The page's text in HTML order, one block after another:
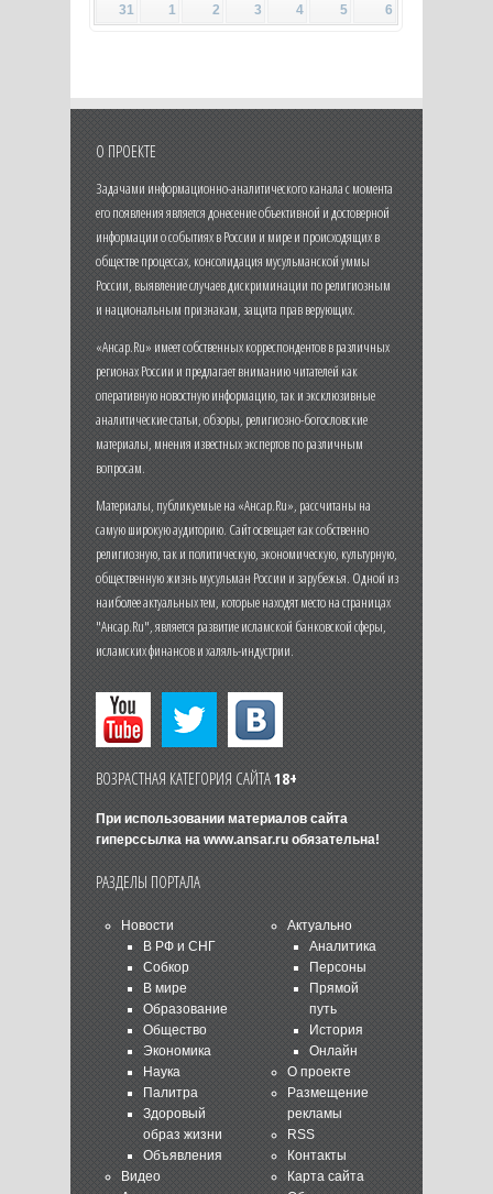
31
1 2 3 4 5 6
О ПРОЕКТЕ
Задачами информационно-аналитического канала с момента
его появления является донесение объективной и достоверной
информации о событиях в России и мире и происходящих в
обществе процессах, консолидация мусульманской уммы
России, выявление случаев дискриминации по религиозным
и национальным признакам, защита прав верующих.
«Ансар.Ru» имеет собственных корреспондентов в различных
регионах России и предлагает вниманию читателей как
оперативную новостную информацию, так и эксклюзивные
аналитические статьи, обзоры, религиозно-богословские
материалы, мнения известных экспертов по различным
вопросам.
Материалы, публикуемые на «Ансар.Ru», рассчитаны на
самую широкую аудиторию. Сайт освещает как собственно
религиозную, так и политическую, экономическую, культурную,
общественную жизнь мусульман России и зарубежья. Одной из
наиболее актуальных тем, которые находят место на страницах
"Ансар.Ru", является развитие исламской банковской сферы,
исламских финансов и халяль-индустрии.
ВОЗРАСТНАЯ КАТЕГОРИЯ САЙТА18+
При использовании материалов сайта
гиперссылка на www.ansar.ruобязательна!
РАЗДЕЛЫ ПОРТАЛА
Новости
В РФ и СНГ
Собкор
В мире
Образование
Общество
Экономика
Наука
Палитра
Здоровый
образ жизни
Объявления
Видео
Актуально
Аналитика
Персоны
Прямой
путь
История
Онлайн
О проекте
Размещение
рекламы
RSS
Контакты
Карта сайта